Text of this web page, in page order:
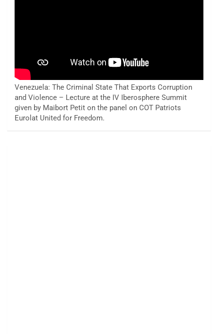
Venezuela: The Criminal State That Exports Corruption
and Violence – Lecture at the IV Iberosphere Summit
given by Maibort Petit on the panel on COT Patriots
Eurolat United for Freedom.